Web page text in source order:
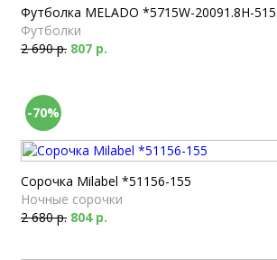
Футболка MELADO *5715W-20091.8H-
Футболки
2 690 р. 807 р.
-70%
Сорочка Milabel *51156-155
Ночные сорочки
2 680 р. 804 р.